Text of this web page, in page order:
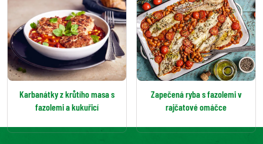
Karbanátky z krůtího masa s
fazolemi a kukuřicí
Zapečená ryba s fazolemi v
rajčatové omáčce